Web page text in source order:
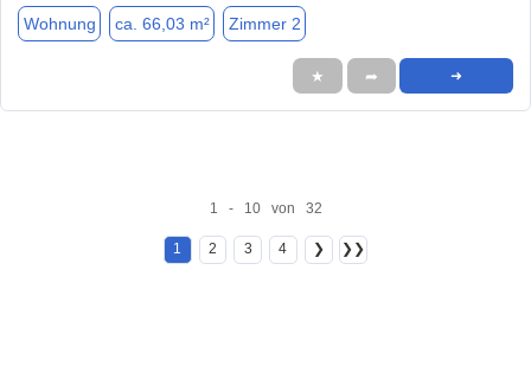
Wohnung ca. 66,03 m² Zimmer 2
★ ➦ ➜
1 - 10 von 32
1 2 3 4 ❯ ❯❯